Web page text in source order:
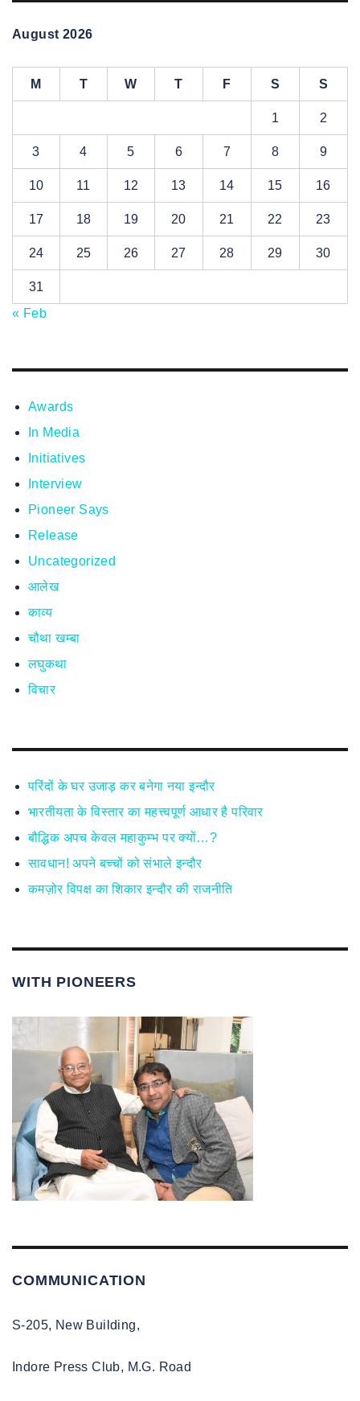
August 2026
M T W T F S S
1 2
3 4 5 6 7 8 9
10 11 12 13 14 15 16
17 18 19 20 21 22 23
24 25 26 27 28 29 30
31
« Feb
Awards
In Media
Initiatives
Interview
Pioneer Says
Release
Uncategorized
आलेख
काव्य
चौथा खम्बा
लघुकथा
विचार
परिंदों के घर उजाड़ कर बनेगा नया इन्दौर
भारतीयता के विस्तार का महत्त्वपूर्ण आधार है परिवार
बौद्धिक अपच केवल महाकुम्भ पर क्यों…?
सावधान! अपने बच्चों को संभाले इन्दौर
कमज़ोर विपक्ष का शिकार इन्दौर की राजनीति
WITH PIONEERS
COMMUNICATION
S-205, New Building,
Indore Press Club, M.G. Road